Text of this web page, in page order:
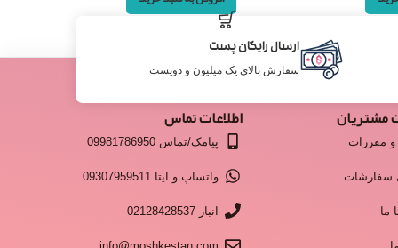
ارسال رایگان پست
سفارش بالای یک میلیون و دویست
مشتریان
مقررات
سفارشات
ما
اطلاعات تماس
پیامک/تماس 09981786950
واتساپ و ایتا 09307959511
انبار 02128428537